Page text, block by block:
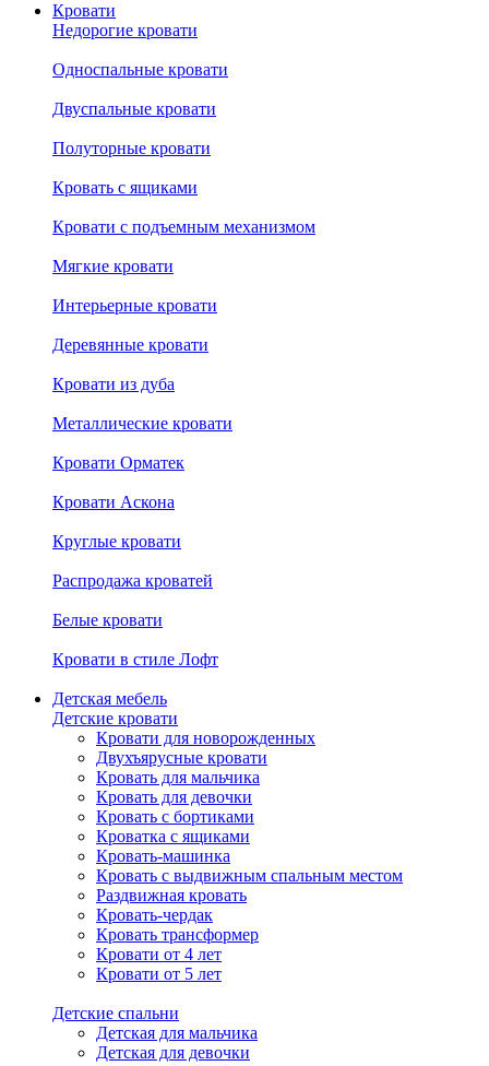
Кровати
Недорогие кровати
Односпальные кровати
Двуспальные кровати
Полуторные кровати
Кровать с ящиками
Кровати с подъемным механизмом
Мягкие кровати
Интерьерные кровати
Деревянные кровати
Кровати из дуба
Металлические кровати
Кровати Орматек
Кровати Аскона
Круглые кровати
Распродажа кроватей
Белые кровати
Кровати в стиле Лофт
Детская мебель
Детские кровати
Кровати для новорожденных
Двухъярусные кровати
Кровать для мальчика
Кровать для девочки
Кровать с бортиками
Кроватка с ящиками
Кровать-машинка
Кровать с выдвижным спальным местом
Раздвижная кровать
Кровать-чердак
Кровать трансформер
Кровати от 4 лет
Кровати от 5 лет
Детские спальни
Детская для мальчика
Детская для девочки